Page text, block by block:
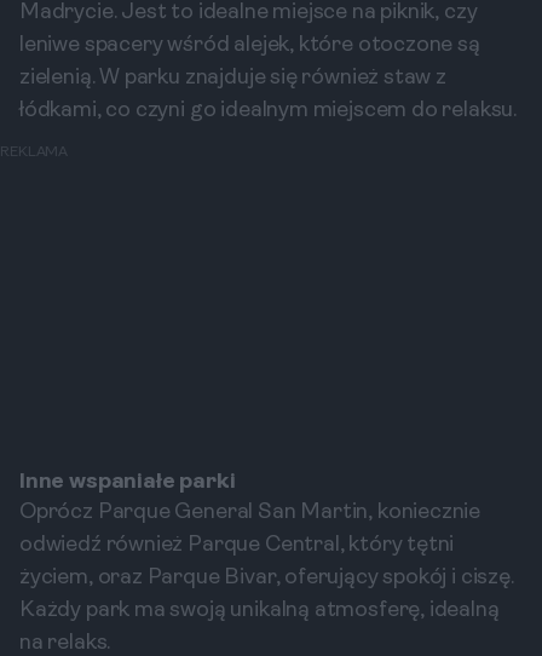
Madrycie. Jest to idealne miejsce na piknik, czy
leniwe spacery wśród alejek, które otoczone są
zielenią. W parku znajduje się również staw z
łódkami, co czyni go idealnym miejscem do relaksu.
REKLAMA
Inne wspaniałe parki
Oprócz Parque General San Martin, koniecznie
odwiedź również Parque Central, który tętni
życiem, oraz Parque Bivar, oferujący spokój i ciszę.
Każdy park ma swoją unikalną atmosferę, idealną
na relaks.